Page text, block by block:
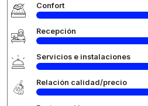
Confort
Recepción
Servicios e instalaciones
Relación calidad/precio